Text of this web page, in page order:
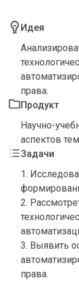
Идея
права.
Продукт
Научно-
аспектов
Задачи
1.
2.
3. Выявить
права.